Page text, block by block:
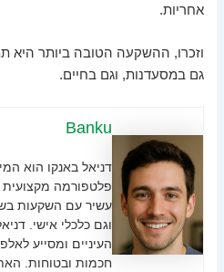
אחריות.
וזכרו, ההשקעה הטובה ביותר היא
גם במסעדנות, וגם בחיים.
Banku
פלטפורמה מקצועית
עשיר עם השקעות
וגם כלכלי אישי.
העיניים ומסייע
חכמות ובטוחות.